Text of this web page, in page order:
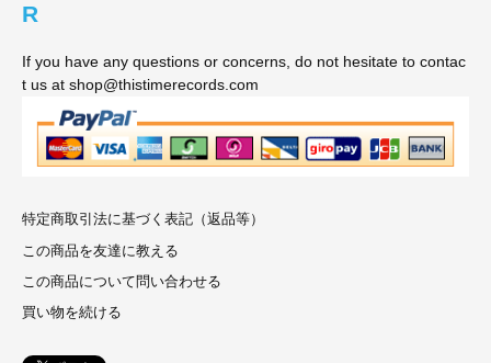
R
If you have any questions or concerns, do not hesitate to contac
t us at shop@thistimerecords.com
特定商取引法に基づく表記（返品等）
この商品を友達に教える
この商品について問い合わせる
買い物を続ける